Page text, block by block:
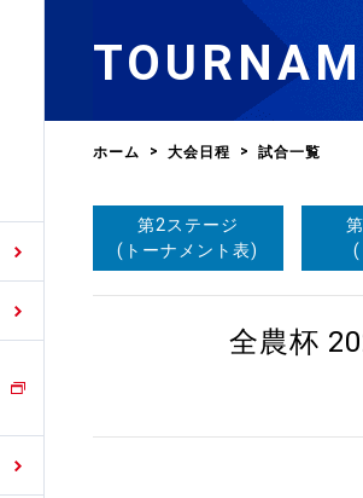
日程
大会・試合
男子ナショナルチーム選
手・候補
女子ナショナルチーム選
卓球の基本的なルール
協会会員登録
卓球協会のミッション
国際交流届申込みフォーム
ホーム 大会日程 試合一覧
第2ステージ
(トーナメント表)
(
全農杯